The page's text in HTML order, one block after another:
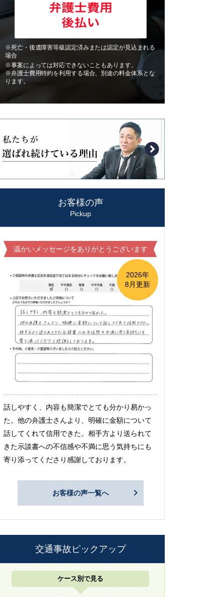
※死亡・後遺障害等級認定済みまたは認定が見込まれる
場合
※事案によっては対応できないこともあります。
※弁護士費用特約を利用する場合、別途の料金体系とな
ります。
お客様の声
Pickup
温かいメッセージをありがとうございます
2026年
8月更新
話しやすく、内容も簡潔でとても分かり易かっ
た。他の弁護士さんより、明確に金額について
話してくれて信用できた。相手方より送られて
きた示談書への不信感や不満に思う気持ちにも
寄り添ってくださり感謝しております。
お客様の声一覧へ
交通事故ピックアップ
ケース別で見る